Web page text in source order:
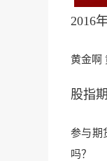
2016
黄金啊
股指
参与期
吗？